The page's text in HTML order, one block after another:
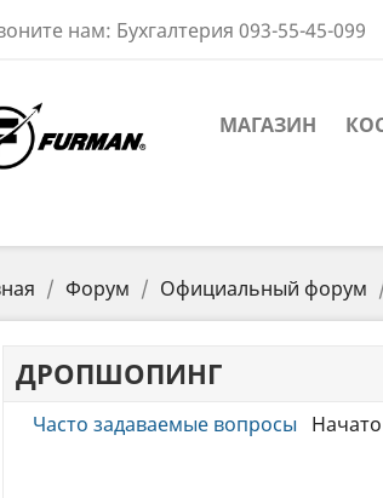
нам: Бухгалтерия 093-55-45-099
МАГАЗИН
Форум Официальный форум
ДРОПШОПИНГ
Часто задаваемые вопросы Начато